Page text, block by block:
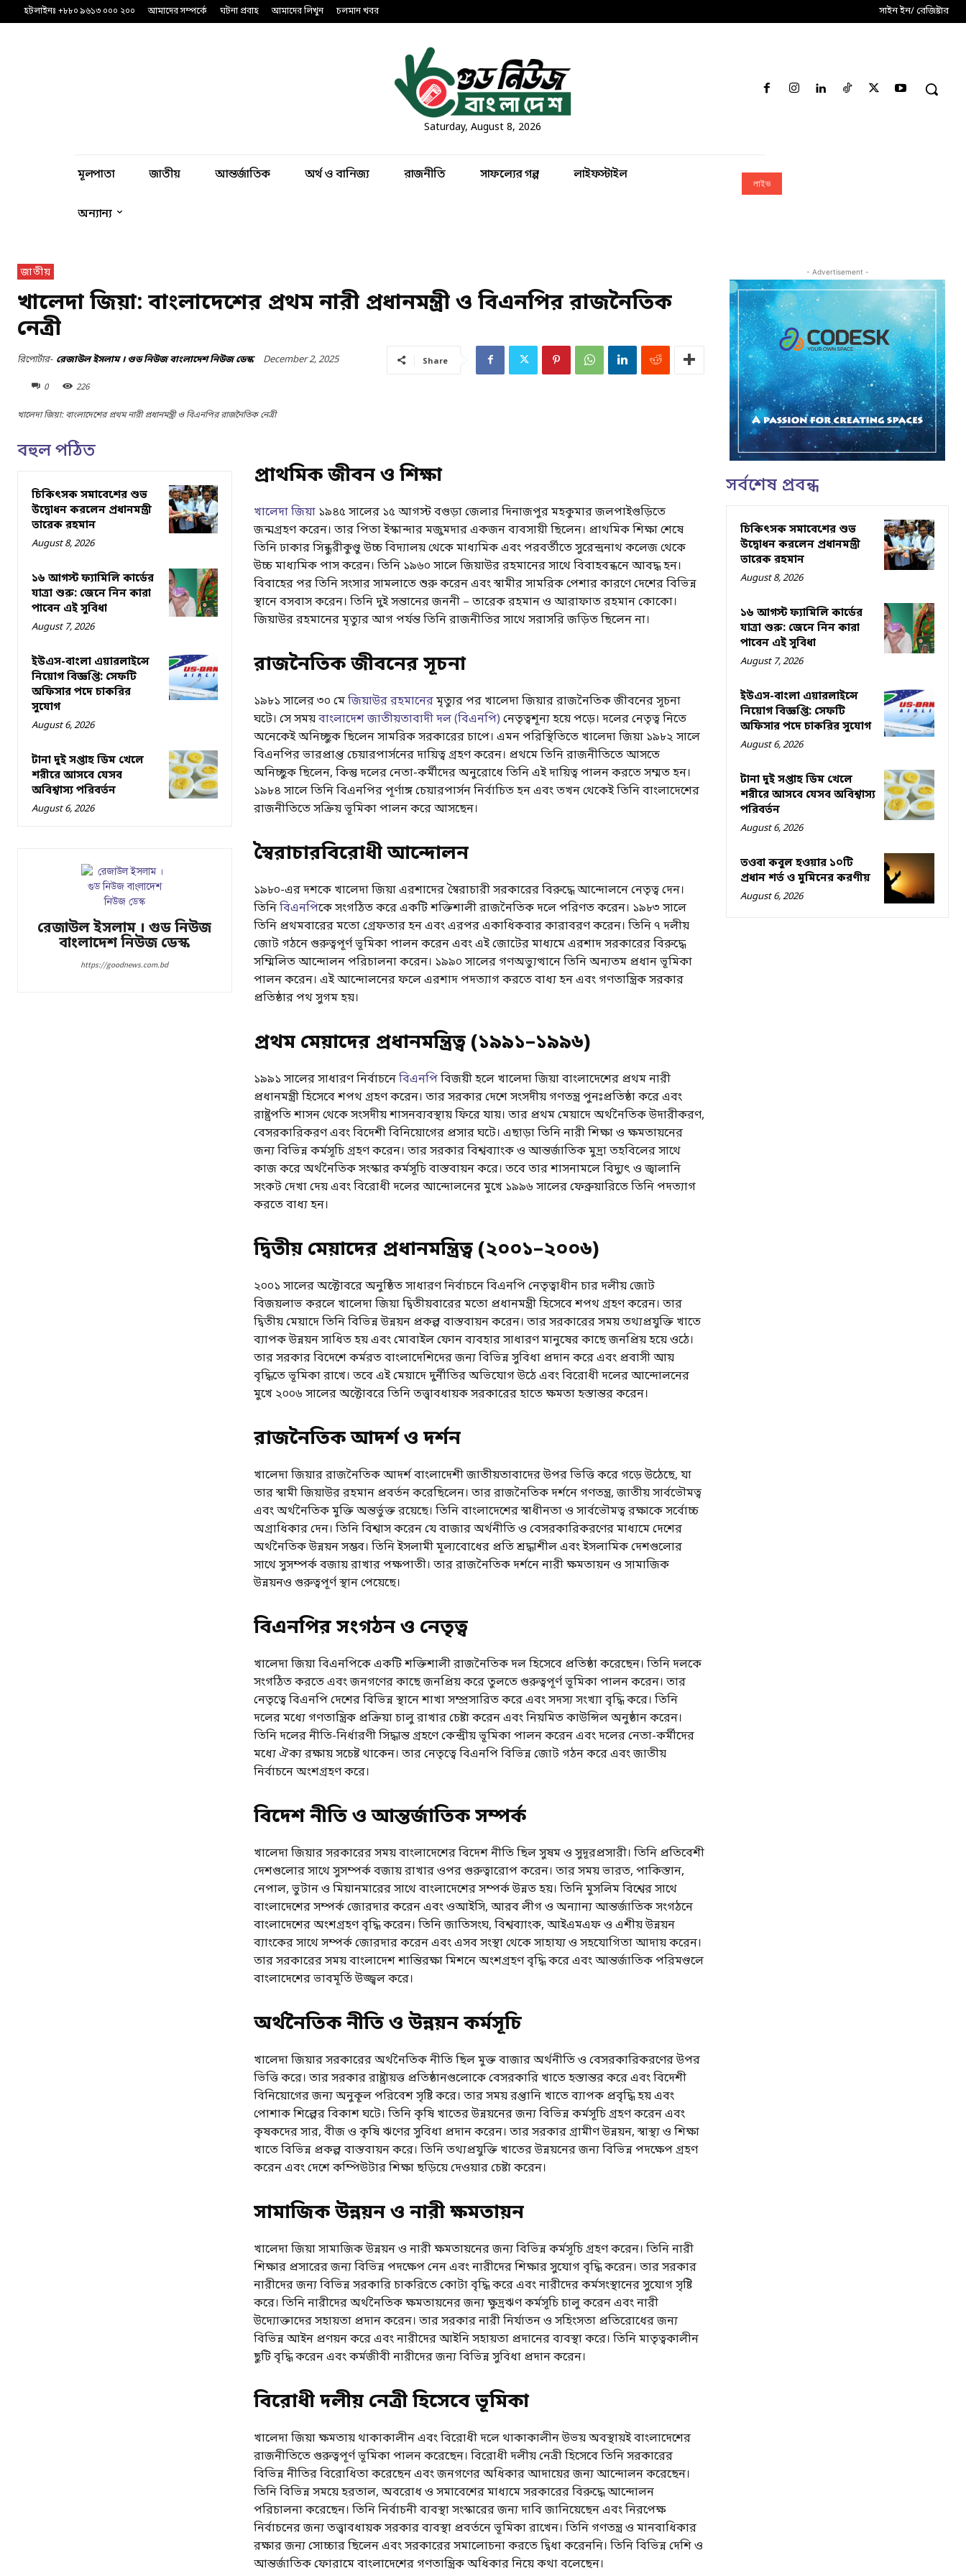
হটলাইনঃ +৮৮০ ৯৬১৩ ০০০ ২০০ আমাদের সম্পর্কে ঘটনা প্রবাহ আমাদের লিখুন চলমান খবর সাইন ইন/ রেজিষ্টার
Saturday, August 8, 2026
মূলপাতা জাতীয় আন্তর্জাতিক অর্থ ও বানিজ্য রাজনীতি সাফল্যের গল্প লাইফস্টাইল
অন্যান্য
লাইভ
জাতীয়
খালেদা জিয়া: বাংলাদেশের প্রথম নারী প্রধানমন্ত্রী ও বিএনপির রাজনৈতিক
নেত্রী
রিপোর্টার- রেজাউল ইসলাম । গুড নিউজ বাংলাদেশ নিউজ ডেস্ক December 2, 2025
0 226
Share
খালেদা জিয়া: বাংলাদেশের প্রথম নারী প্রধানমন্ত্রী ও বিএনপির রাজনৈতিক নেত্রী
বহুল পঠিত
চিকিৎসক সমাবেশের শুভ
উদ্বোধন করলেন প্রধানমন্ত্রী
তারেক রহমান
August 8, 2026
১৬ আগস্ট ফ্যামিলি কার্ডের
যাত্রা শুরু: জেনে নিন কারা
পাবেন এই সুবিধা
August 7, 2026
ইউএস-বাংলা এয়ারলাইন্সে
নিয়োগ বিজ্ঞপ্তি: সেফটি
অফিসার পদে চাকরির
সুযোগ
August 6, 2026
টানা দুই সপ্তাহ ডিম খেলে
শরীরে আসবে যেসব
অবিশ্বাস্য পরিবর্তন
August 6, 2026
রেজাউল ইসলাম । গুড নিউজ
বাংলাদেশ নিউজ ডেস্ক
https://goodnews.com.bd
প্রাথমিক জীবন ও শিক্ষা
খালেদা জিয়া১৯৪৫ সালের ১৫ আগস্ট বগুড়া জেলার দিনাজপুর মহকুমার জলপাইগুড়িতে
জন্মগ্রহণ করেন। তার পিতা ইস্কান্দার মজুমদার একজন ব্যবসায়ী ছিলেন। প্রাথমিক শিক্ষা শেষে
তিনি ঢাকার সিন্ধুরীকুণ্ডু উচ্চ বিদ্যালয় থেকে মাধ্যমিক এবং পরবর্তীতে সুরেন্দ্রনাথ কলেজ থেকে
উচ্চ মাধ্যমিক পাস করেন। তিনি ১৯৬০ সালে জিয়াউর রহমানের সাথে বিবাহবন্ধনে আবদ্ধ হন।
বিবাহের পর তিনি সংসার সামলাতে শুরু করেন এবং স্বামীর সামরিক পেশার কারণে দেশের বিভিন্ন
স্থানে বসবাস করেন। তিনি দুই সন্তানের জননী – তারেক রহমান ও আরাফাত রহমান কোকো।
জিয়াউর রহমানের মৃত্যুর আগ পর্যন্ত তিনি রাজনীতির সাথে সরাসরি জড়িত ছিলেন না।
রাজনৈতিক জীবনের সূচনা
১৯৮১ সালের ৩০ মেজিয়াউর রহমানেরমৃত্যুর পর খালেদা জিয়ার রাজনৈতিক জীবনের সূচনা
ঘটে। সে সময়বাংলাদেশ জাতীয়তাবাদী দল (বিএনপি) নেতৃত্বশূন্য হয়ে পড়ে। দলের নেতৃত্ব নিতে
অনেকেই অনিচ্ছুক ছিলেন সামরিক সরকারের চাপে। এমন পরিস্থিতিতে খালেদা জিয়া ১৯৮২ সালে
বিএনপির ভারপ্রাপ্ত চেয়ারপার্সনের দায়িত্ব গ্রহণ করেন। প্রথমে তিনি রাজনীতিতে আসতে
অনিচ্ছুক ছিলেন, কিন্তু দলের নেতা-কর্মীদের অনুরোধে তিনি এই দায়িত্ব পালন করতে সম্মত হন।
১৯৮৪ সালে তিনি বিএনপির পূর্ণাঙ্গ চেয়ারপার্সন নির্বাচিত হন এবং তখন থেকেই তিনি বাংলাদেশের
রাজনীতিতে সক্রিয় ভূমিকা পালন করে আসছেন।
স্বৈরাচারবিরোধী আন্দোলন
১৯৮০-এর দশকে খালেদা জিয়া এরশাদের স্বৈরাচারী সরকারের বিরুদ্ধে আন্দোলনে নেতৃত্ব দেন।
তিনিবিএনপিকে সংগঠিত করে একটি শক্তিশালী রাজনৈতিক দলে পরিণত করেন। ১৯৮৩ সালে
তিনি প্রথমবারের মতো গ্রেফতার হন এবং এরপর একাধিকবার কারাবরণ করেন। তিনি ৭ দলীয়
জোট গঠনে গুরুত্বপূর্ণ ভূমিকা পালন করেন এবং এই জোটের মাধ্যমে এরশাদ সরকারের বিরুদ্ধে
সম্মিলিত আন্দোলন পরিচালনা করেন। ১৯৯০ সালের গণঅভ্যুত্থানে তিনি অন্যতম প্রধান ভূমিকা
পালন করেন। এই আন্দোলনের ফলে এরশাদ পদত্যাগ করতে বাধ্য হন এবং গণতান্ত্রিক সরকার
প্রতিষ্ঠার পথ সুগম হয়।
প্রথম মেয়াদের প্রধানমন্ত্রিত্ব (১৯৯১–১৯৯৬)
১৯৯১ সালের সাধারণ নির্বাচনেবিএনপিবিজয়ী হলে খালেদা জিয়া বাংলাদেশের প্রথম নারী
প্রধানমন্ত্রী হিসেবে শপথ গ্রহণ করেন। তার সরকার দেশে সংসদীয় গণতন্ত্র পুনঃপ্রতিষ্ঠা করে এবং
রাষ্ট্রপতি শাসন থেকে সংসদীয় শাসনব্যবস্থায় ফিরে যায়। তার প্রথম মেয়াদে অর্থনৈতিক উদারীকরণ,
বেসরকারিকরণ এবং বিদেশী বিনিয়োগের প্রসার ঘটে। এছাড়া তিনি নারী শিক্ষা ও ক্ষমতায়নের
জন্য বিভিন্ন কর্মসূচি গ্রহণ করেন। তার সরকার বিশ্বব্যাংক ও আন্তর্জাতিক মুদ্রা তহবিলের সাথে
কাজ করে অর্থনৈতিক সংস্কার কর্মসূচি বাস্তবায়ন করে। তবে তার শাসনামলে বিদ্যুৎ ও জ্বালানি
সংকট দেখা দেয় এবং বিরোধী দলের আন্দোলনের মুখে ১৯৯৬ সালের ফেব্রুয়ারিতে তিনি পদত্যাগ
করতে বাধ্য হন।
দ্বিতীয় মেয়াদের প্রধানমন্ত্রিত্ব (২০০১–২০০৬)
২০০১ সালের অক্টোবরে অনুষ্ঠিত সাধারণ নির্বাচনে বিএনপি নেতৃত্বাধীন চার দলীয় জোট
বিজয়লাভ করলে খালেদা জিয়া দ্বিতীয়বারের মতো প্রধানমন্ত্রী হিসেবে শপথ গ্রহণ করেন। তার
দ্বিতীয় মেয়াদে তিনি বিভিন্ন উন্নয়ন প্রকল্প বাস্তবায়ন করেন। তার সরকারের সময় তথ্যপ্রযুক্তি খাতে
ব্যাপক উন্নয়ন সাধিত হয় এবং মোবাইল ফোন ব্যবহার সাধারণ মানুষের কাছে জনপ্রিয় হয়ে ওঠে।
তার সরকার বিদেশে কর্মরত বাংলাদেশিদের জন্য বিভিন্ন সুবিধা প্রদান করে এবং প্রবাসী আয়
বৃদ্ধিতে ভূমিকা রাখে। তবে এই মেয়াদে দুর্নীতির অভিযোগ উঠে এবং বিরোধী দলের আন্দোলনের
মুখে ২০০৬ সালের অক্টোবরে তিনি তত্ত্বাবধায়ক সরকারের হাতে ক্ষমতা হস্তান্তর করেন।
রাজনৈতিক আদর্শ ও দর্শন
খালেদা জিয়ার রাজনৈতিক আদর্শ বাংলাদেশী জাতীয়তাবাদের উপর ভিত্তি করে গড়ে উঠেছে, যা
তার স্বামী জিয়াউর রহমান প্রবর্তন করেছিলেন। তার রাজনৈতিক দর্শনে গণতন্ত্র, জাতীয় সার্বভৌমত্ব
এবং অর্থনৈতিক মুক্তি অন্তর্ভুক্ত রয়েছে। তিনি বাংলাদেশের স্বাধীনতা ও সার্বভৌমত্ব রক্ষাকে সর্বোচ্চ
অগ্রাধিকার দেন। তিনি বিশ্বাস করেন যে বাজার অর্থনীতি ও বেসরকারিকরণের মাধ্যমে দেশের
অর্থনৈতিক উন্নয়ন সম্ভব। তিনি ইসলামী মূল্যবোধের প্রতি শ্রদ্ধাশীল এবং ইসলামিক দেশগুলোর
সাথে সুসম্পর্ক বজায় রাখার পক্ষপাতী। তার রাজনৈতিক দর্শনে নারী ক্ষমতায়ন ও সামাজিক
উন্নয়নও গুরুত্বপূর্ণ স্থান পেয়েছে।
বিএনপির সংগঠন ও নেতৃত্ব
খালেদা জিয়া বিএনপিকে একটি শক্তিশালী রাজনৈতিক দল হিসেবে প্রতিষ্ঠা করেছেন। তিনি দলকে
সংগঠিত করতে এবং জনগণের কাছে জনপ্রিয় করে তুলতে গুরুত্বপূর্ণ ভূমিকা পালন করেন। তার
নেতৃত্বে বিএনপি দেশের বিভিন্ন স্থানে শাখা সম্প্রসারিত করে এবং সদস্য সংখ্যা বৃদ্ধি করে। তিনি
দলের মধ্যে গণতান্ত্রিক প্রক্রিয়া চালু রাখার চেষ্টা করেন এবং নিয়মিত কাউন্সিল অনুষ্ঠান করেন।
তিনি দলের নীতি-নির্ধারণী সিদ্ধান্ত গ্রহণে কেন্দ্রীয় ভূমিকা পালন করেন এবং দলের নেতা-কর্মীদের
মধ্যে ঐক্য রক্ষায় সচেষ্ট থাকেন। তার নেতৃত্বে বিএনপি বিভিন্ন জোট গঠন করে এবং জাতীয়
নির্বাচনে অংশগ্রহণ করে।
বিদেশ নীতি ও আন্তর্জাতিক সম্পর্ক
খালেদা জিয়ার সরকারের সময় বাংলাদেশের বিদেশ নীতি ছিল সুষম ও সুদূরপ্রসারী। তিনি প্রতিবেশী
দেশগুলোর সাথে সুসম্পর্ক বজায় রাখার ওপর গুরুত্বারোপ করেন। তার সময় ভারত, পাকিস্তান,
নেপাল, ভুটান ও মিয়ানমারের সাথে বাংলাদেশের সম্পর্ক উন্নত হয়। তিনি মুসলিম বিশ্বের সাথে
বাংলাদেশের সম্পর্ক জোরদার করেন এবং ওআইসি, আরব লীগ ও অন্যান্য আন্তর্জাতিক সংগঠনে
বাংলাদেশের অংশগ্রহণ বৃদ্ধি করেন। তিনি জাতিসংঘ, বিশ্বব্যাংক, আইএমএফ ও এশীয় উন্নয়ন
ব্যাংকের সাথে সম্পর্ক জোরদার করেন এবং এসব সংস্থা থেকে সাহায্য ও সহযোগিতা আদায় করেন।
তার সরকারের সময় বাংলাদেশ শান্তিরক্ষা মিশনে অংশগ্রহণ বৃদ্ধি করে এবং আন্তর্জাতিক পরিমণ্ডলে
বাংলাদেশের ভাবমূর্তি উজ্জ্বল করে।
অর্থনৈতিক নীতি ও উন্নয়ন কর্মসূচি
খালেদা জিয়ার সরকারের অর্থনৈতিক নীতি ছিল মুক্ত বাজার অর্থনীতি ও বেসরকারিকরণের উপর
ভিত্তি করে। তার সরকার রাষ্ট্রায়ত্ত প্রতিষ্ঠানগুলোকে বেসরকারি খাতে হস্তান্তর করে এবং বিদেশী
বিনিয়োগের জন্য অনুকূল পরিবেশ সৃষ্টি করে। তার সময় রপ্তানি খাতে ব্যাপক প্রবৃদ্ধি হয় এবং
পোশাক শিল্পের বিকাশ ঘটে। তিনি কৃষি খাতের উন্নয়নের জন্য বিভিন্ন কর্মসূচি গ্রহণ করেন এবং
কৃষকদের সার, বীজ ও কৃষি ঋণের সুবিধা প্রদান করেন। তার সরকার গ্রামীণ উন্নয়ন, স্বাস্থ্য ও শিক্ষা
খাতে বিভিন্ন প্রকল্প বাস্তবায়ন করে। তিনি তথ্যপ্রযুক্তি খাতের উন্নয়নের জন্য বিভিন্ন পদক্ষেপ গ্রহণ
করেন এবং দেশে কম্পিউটার শিক্ষা ছড়িয়ে দেওয়ার চেষ্টা করেন।
সামাজিক উন্নয়ন ও নারী ক্ষমতায়ন
খালেদা জিয়া সামাজিক উন্নয়ন ও নারী ক্ষমতায়নের জন্য বিভিন্ন কর্মসূচি গ্রহণ করেন। তিনি নারী
শিক্ষার প্রসারের জন্য বিভিন্ন পদক্ষেপ নেন এবং নারীদের শিক্ষার সুযোগ বৃদ্ধি করেন। তার সরকার
নারীদের জন্য বিভিন্ন সরকারি চাকরিতে কোটা বৃদ্ধি করে এবং নারীদের কর্মসংস্থানের সুযোগ সৃষ্টি
করে। তিনি নারীদের অর্থনৈতিক ক্ষমতায়নের জন্য ক্ষুদ্রঋণ কর্মসূচি চালু করেন এবং নারী
উদ্যোক্তাদের সহায়তা প্রদান করেন। তার সরকার নারী নির্যাতন ও সহিংসতা প্রতিরোধের জন্য
বিভিন্ন আইন প্রণয়ন করে এবং নারীদের আইনি সহায়তা প্রদানের ব্যবস্থা করে। তিনি মাতৃত্বকালীন
ছুটি বৃদ্ধি করেন এবং কর্মজীবী নারীদের জন্য বিভিন্ন সুবিধা প্রদান করেন।
বিরোধী দলীয় নেত্রী হিসেবে ভূমিকা
খালেদা জিয়া ক্ষমতায় থাকাকালীন এবং বিরোধী দলে থাকাকালীন উভয় অবস্থায়ই বাংলাদেশের
রাজনীতিতে গুরুত্বপূর্ণ ভূমিকা পালন করেছেন। বিরোধী দলীয় নেত্রী হিসেবে তিনি সরকারের
বিভিন্ন নীতির বিরোধিতা করেছেন এবং জনগণের অধিকার আদায়ের জন্য আন্দোলন করেছেন।
তিনি বিভিন্ন সময়ে হরতাল, অবরোধ ও সমাবেশের মাধ্যমে সরকারের বিরুদ্ধে আন্দোলন
পরিচালনা করেছেন। তিনি নির্বাচনী ব্যবস্থা সংস্কারের জন্য দাবি জানিয়েছেন এবং নিরপেক্ষ
নির্বাচনের জন্য তত্ত্বাবধায়ক সরকার ব্যবস্থা প্রবর্তনে ভূমিকা রাখেন। তিনি গণতন্ত্র ও মানবাধিকার
রক্ষার জন্য সোচ্চার ছিলেন এবং সরকারের সমালোচনা করতে দ্বিধা করেননি। তিনি বিভিন্ন দেশি ও
আন্তর্জাতিক ফোরামে বাংলাদেশের গণতান্ত্রিক অধিকার নিয়ে কথা বলেছেন।
- Advertisement -
সর্বশেষ প্রবন্ধ
চিকিৎসক সমাবেশের শুভ
উদ্বোধন করলেন প্রধানমন্ত্রী
তারেক রহমান
August 8, 2026
১৬ আগস্ট ফ্যামিলি কার্ডের
যাত্রা শুরু: জেনে নিন কারা
পাবেন এই সুবিধা
August 7, 2026
ইউএস-বাংলা এয়ারলাইন্সে
নিয়োগ বিজ্ঞপ্তি: সেফটি
অফিসার পদে চাকরির সুযোগ
August 6, 2026
টানা দুই সপ্তাহ ডিম খেলে
শরীরে আসবে যেসব অবিশ্বাস্য
পরিবর্তন
August 6, 2026
তওবা কবুল হওয়ার ১০টি
প্রধান শর্ত ও মুমিনের করণীয়
August 6, 2026